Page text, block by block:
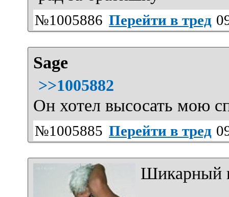
№1005886 Перейти в тред
Sage
>>1005882
Он хотел высосать мою
№1005885 Перейти в тред
Шикарный